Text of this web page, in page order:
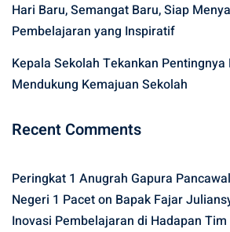
Hari Baru, Semangat Baru, Siap
Pembelajaran yang Inspiratif
Kepala Sekolah Tekankan
Mendukung Kemajuan Sekolah
Recent Comments
Peringkat 1 Anugrah Gapura
Negeri 1 Paceton Bapak Fajar
Inovasi Pembelajaran di Hadapan